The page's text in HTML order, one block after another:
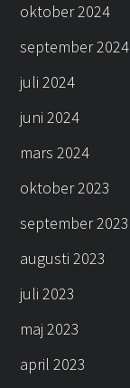
oktober 2024
september 2024
juli 2024
juni 2024
mars 2024
oktober 2023
september 2023
augusti 2023
juli 2023
maj 2023
april 2023